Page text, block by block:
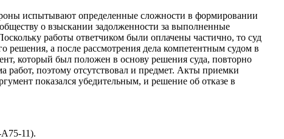
испытывают определенные сложности в формировании
о взыскании задолженности за выполненные
работы ответчиком были оплачены частично, то суд
а после рассмотрения дела компетентным судом в
который был положен в основу решения суда, повторно
работ, поэтому отсутствовал и предмет. Акты приемки
показался убедительным, и решение об отказе в
А75-11).